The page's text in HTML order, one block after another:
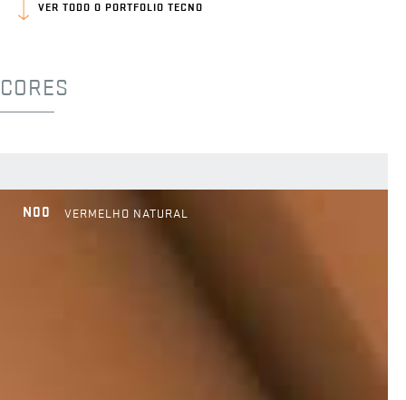
VER TODO O PORTFOLIO TECNO
CORES
N00 VERMELHO NATURAL